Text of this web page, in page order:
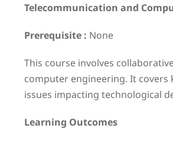
Telecommunication and
Prerequisite : None
This course involves
computer engineering. It covers
issues impacting technological
Learning Outcomes